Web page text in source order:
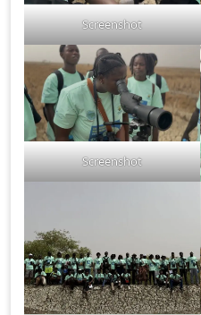
Screenshot
Screenshot